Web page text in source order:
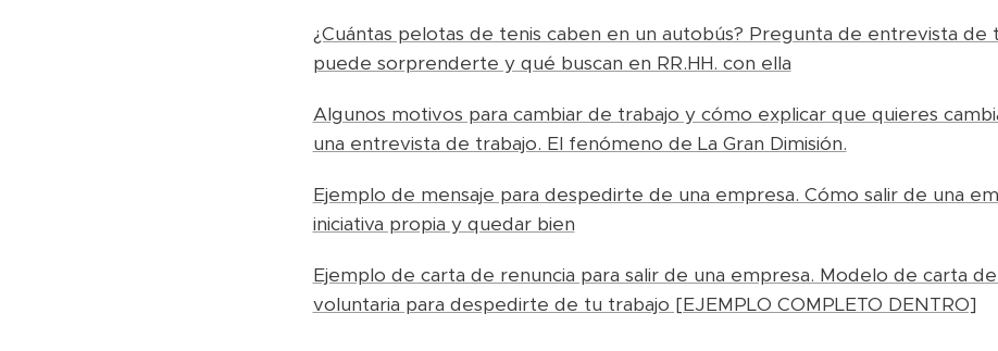
¿Cuántas pelotas de tenis caben en un autobús? Pregunta de entrevista de
puede sorprenderte y qué buscan en RR.HH. con ella
Algunos motivos para cambiar de trabajo y cómo explicar que quieres
una entrevista de trabajo. El fenómeno de La Gran Dimisión.
Ejemplo de mensaje para despedirte de una empresa. Cómo salir de una
iniciativa propia y quedar bien
Ejemplo de carta de renuncia para salir de una empresa. Modelo de carta
voluntaria para despedirte de tu trabajo [EJEMPLO COMPLETO DENTRO]